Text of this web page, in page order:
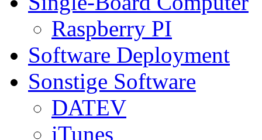
Raspberry PI
Software Deployment
Sonstige Software
DATEV
iTunes